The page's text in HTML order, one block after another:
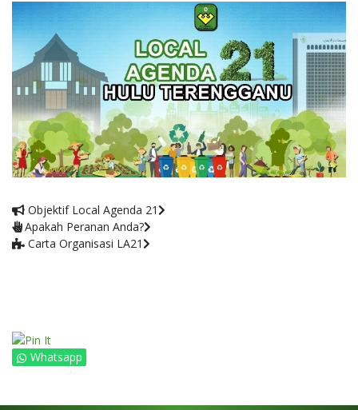
Objektif Local Agenda 21
Apakah Peranan Anda?
Carta Organisasi LA21
Whatsapp